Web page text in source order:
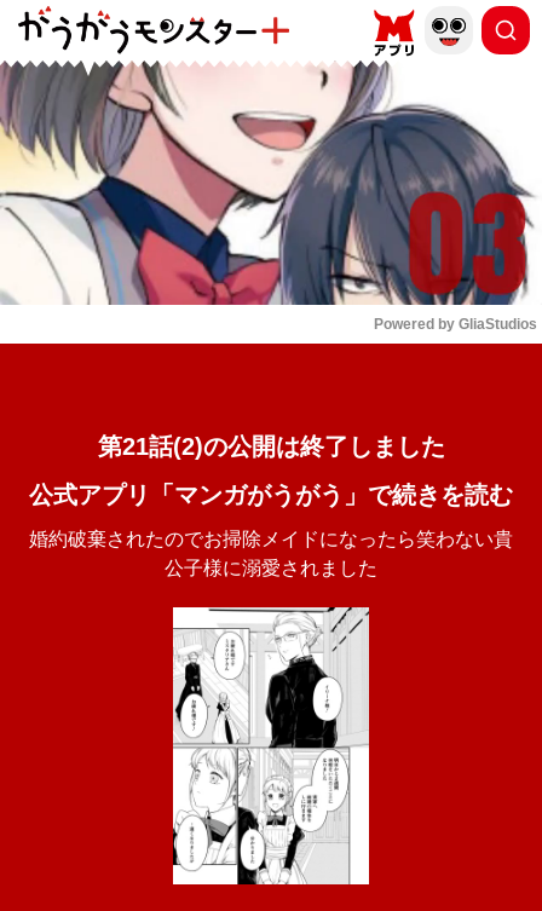
もっと読む
Powered by GliaStudios
第21話(2)の公開は終了しました
公式アプリ「マンガがうがう」で続きを読む
婚約破棄されたのでお掃除メイドになったら笑わない貴
公子様に溺愛されました